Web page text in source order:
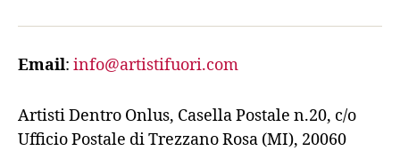
Email: info@artistifuori.com
Artisti Dentro Onlus, Casella Postale n.20, c/o
Ufficio Postale di Trezzano Rosa (MI), 20060